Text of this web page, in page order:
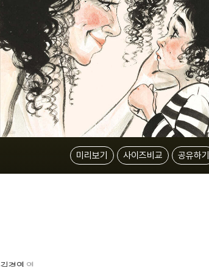
미리보기 사이즈비교 공유하기